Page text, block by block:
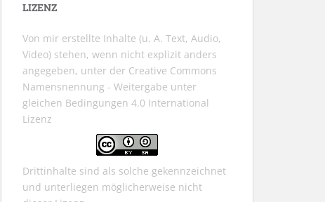
LIZENZ
Von mir erstellte Inhalte (u. A. Text, Audio,
Video) stehen, wenn nicht explizit anders
angegeben, unter der Creative Commons
Namensnennung - Weitergabe unter
gleichen Bedingungen 4.0 International
Lizenz
Drittinhalte sind als solche gekennzeichnet
und unterliegen möglicherweise nicht